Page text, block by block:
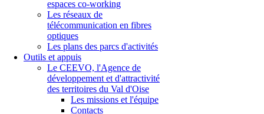
espaces co-working
Les réseaux de
télécommunication en fibres
optiques
Les plans des parcs d'activités
Outils et appuis
Le CEEVO, l'Agence de
développement et d'attractivité
des territoires du Val d'Oise
Les missions et l'équipe
Contacts